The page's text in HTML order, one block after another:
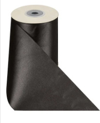
e
n
í
p
Nejprodávanější
Abecedně
ý
p
i
s
p